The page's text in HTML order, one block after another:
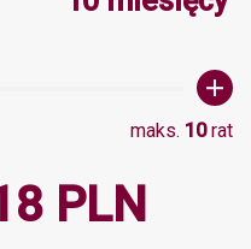
maks. 10rat
PLN